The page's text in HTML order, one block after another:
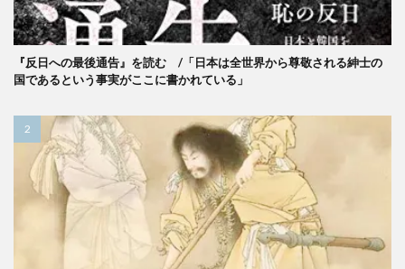
『反日への最後通告』を読む /「日本は全世界から尊敬される紳士の
国であるという事実がここに書かれている」